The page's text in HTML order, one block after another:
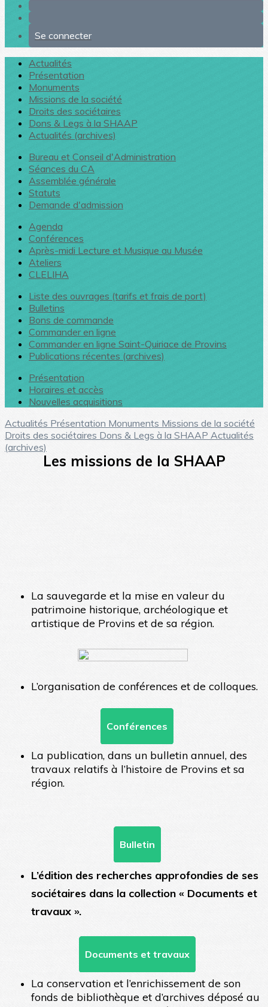
Se connecter
Actualités
Présentation
Monuments
Missions de la société
Droits des sociétaires
Dons & Legs à la SHAAP
Actualités (archives)
Bureau et Conseil d'Administration
Séances du CA
Assemblée générale
Statuts
Demande d'admission
Agenda
Conférences
Après-midi Lecture et Musique au Musée
Ateliers
CLELIHA
Liste des ouvrages (tarifs et frais de port)
Bulletins
Bons de commande
Commander en ligne
Commander en ligne Saint-Quiriace de Provins
Publications récentes (archives)
Présentation
Horaires et accès
Nouvelles acquisitions
Actualités Présentation Monuments Missions de la société
Droits des sociétaires Dons & Legs à la SHAAP Actualités
(archives)
Les missions de la SHAAP
La sauvegarde et la mise en valeur du
patrimoine historique, archéologique et
artistique de Provins et de sa région.
L’organisation de conférences et de colloques.
Conférences
La publication, dans un bulletin annuel, des
travaux relatifs à l’histoire de Provins et sa
région.
Bulletin
L’édition des recherches approfondies de ses
sociétaires dans la collection « Documents et
travaux ».
Documents et travaux
La conservation et l’enrichissement de son
fonds de bibliothèque et d’archives déposé au